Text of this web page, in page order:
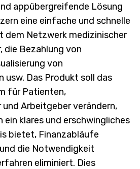
appübergreifende Lösung
eine einfache und schnelle
dem Netzwerk medizinischer
die Bezahlung von
von
usw. Das Produkt soll das
für Patienten,
Arbeitgeber verändern,
ein klares und erschwingliches
bietet, Finanzabläufe
die Notwendigkeit
eliminiert. Dies